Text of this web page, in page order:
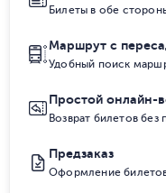
Билеты в обе
Маршрут с
Удобный поиск
Простой онлайн-
Возврат билетов
Предзаказ
Оформление